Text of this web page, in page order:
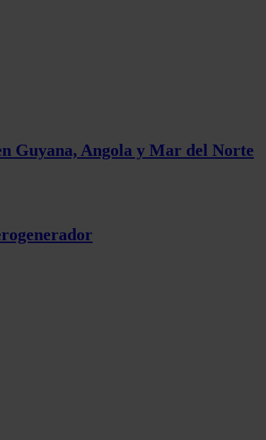
Guyana, Angola y Mar del Norte